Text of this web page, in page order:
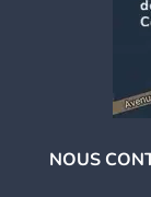
NOUS